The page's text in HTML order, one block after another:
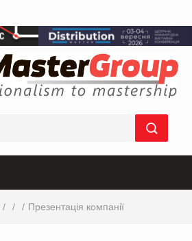
Презентація компанії